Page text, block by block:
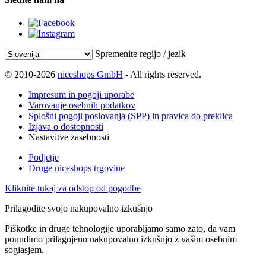
Spremenite regijo / jezik
© 2010-2026 niceshops GmbH - All rights reserved.
Impresum in pogoji uporabe
Varovanje osebnih podatkov
Splošni pogoji poslovanja (SPP) in pravica do preklica
Izjava o dostopnosti
Nastavitve zasebnosti
Podjetje
Druge niceshops trgovine
Kliknite tukaj za odstop od pogodbe
Prilagodite svojo nakupovalno izkušnjo
Piškotke in druge tehnologije uporabljamo samo zato, da vam
ponudimo prilagojeno nakupovalno izkušnjo z vašim osebnim
soglasjem.